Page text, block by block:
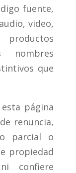
fuente,
video,
nombres
que
página
renuncia,
parcial o
propiedad
confiere